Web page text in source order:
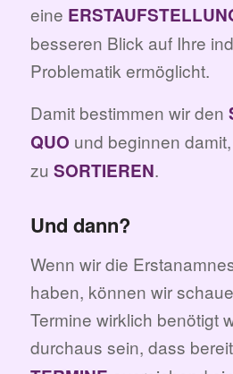
eine
besseren Blick auf Ihre
Problematik ermöglicht.
Damit bestimmen wir den
QUO und beginnen
zu SORTIEREN.
Und dann?
Wenn wir die
haben, können wir
Termine wirklich benötigt
durchaus sein, dass